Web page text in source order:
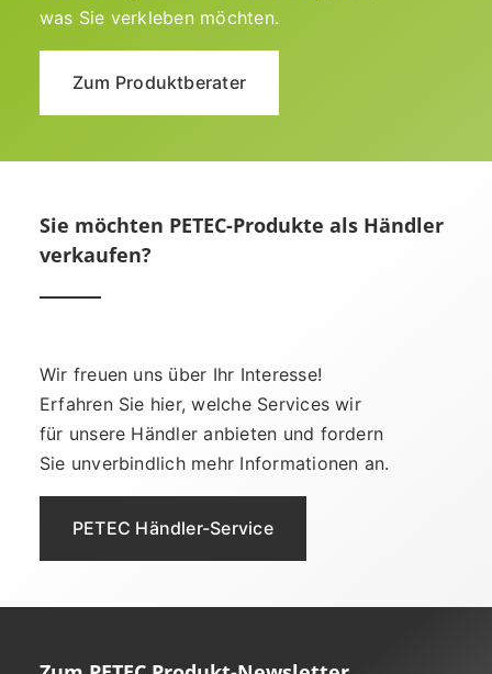
was Sie verkleben möchten.
Zum Produktberater
Sie möchten PETEC-Produkte als Händler
verkaufen?
Wir freuen uns über Ihr Interesse!
Erfahren Sie hier, welche Services wir
für unsere Händler anbieten und fordern
Sie unverbindlich mehr Informationen an.
PETEC Händler-Service